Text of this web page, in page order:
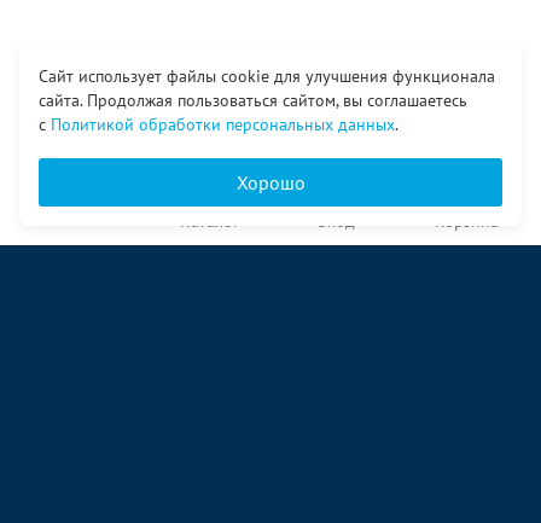
Сайт использует файлы cookie для улучшения функционала
сайта. Продолжая пользоваться сайтом, вы соглашаетесь
с Политикой обработки персональных данных.
Хорошо